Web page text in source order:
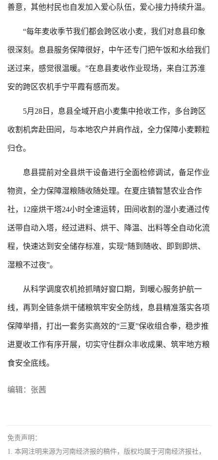
善意，其他村民也自发加入爱心队伍，爱心接力持续升温。
“每年麦收季节我们都会跨区收小麦，我们对息县印象
很深刻。息县服务保障很好，中午还专门把午饭和水给我们
送过来，感觉很温暖。”在息县麦收作业现场，来自江苏淮
安的跨区农机手宁平霞有感而发。
5月28日，息县全域开启小麦集中抢收工作，多台跨区
收割机奔赴田间，与本地农户并肩作战，全力保障小麦颗粒
归仓。
息县提前对全县烘干设备进行全面检修调试，备足作业
物资，全力保障湿粮随收随处理。在夏庄镇智慧农业合作
社，12座烘干塔24小时全速运转，田间收割的湿小麦通过传
送带自动入塔，经过进料、烘干、降温、出料等全自动化流
程，快速达到安全储存标准，实现“随到随收、即到即烘、
湿粮不过夜”。
从科学调度农机抢抓晴好窗口期，到暖心服务护航一
线，再到全链条烘干储粮筑牢安全防线，息县精准落实各项
保障举措，打出一套务实高效的“三夏”保收组合拳，稳步推
进夏收工作有序开展，切实守住群众丰收成果、筑牢地方粮
食安全底线。
编辑：张茜
免责声明：
1. 本网注明来源为河南经济报的稿件，版权均属于河南经济报社，